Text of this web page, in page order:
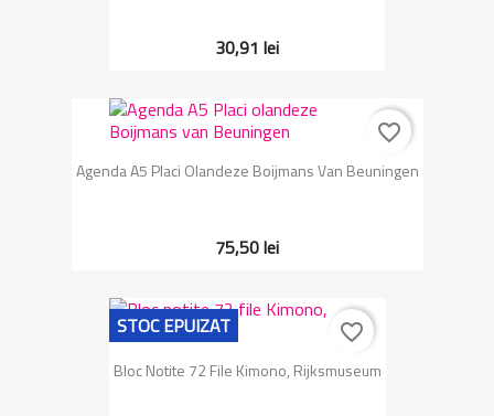
30,91 lei
Agenda A5 Placi Olandeze Boijmans Van Beuningen
75,50 lei
favorite_border
Bloc Notite 72 File Kimono, Rijksmuseum
STOC EPUIZAT favorite_border